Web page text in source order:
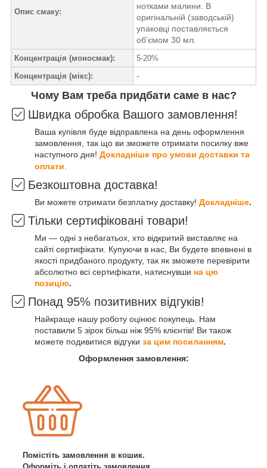
Опис смаку:
нотками малини. В
оригінальній (заводській)
упаковці поставляється
об'ємом 30 мл.
Концентрація (моносмак):
5-20%
Концентрація (мікс):
-
Чому Вам треба придбати саме в нас?
Швидка обробка Вашого замовлення!
Ваша купівля буде відправлена на день оформлення
замовлення, так що ви зможете отримати посилку вже
наступного дня! Докладніше про умови доставки та
оплати
Безкоштовна доставка!
Ви можете отримати безплатну доставку! Докладніше.
Тільки сертифіковані товари!
Ми — одні з небагатьох, хто відкритий виставляє на
сайті сертифікати. Купуючи в нас, Ви будете впевнені в
якості придбаного продукту, так як зможете перевірити
абсолютно всі сертифікати, натиснувши на цю
позицію.
Понад 95% позитивних відгуків!
Найкраще нашу роботу оцінює покупець. Нам
поставили 5 зірок більш ніж 95% клієнтів! Ви також
можете подивитися відгуки за цим посиланням.
Оформлення замовлення:
Помістіть замовлення в кошик.